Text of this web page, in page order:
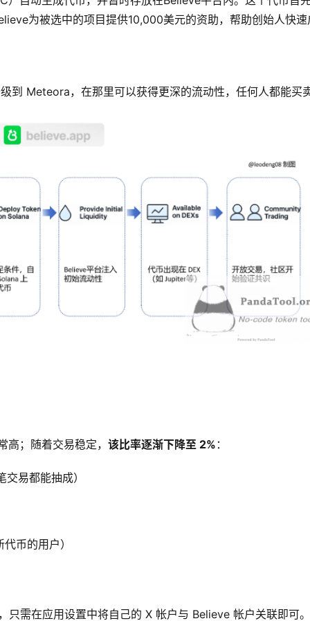
为被选中的项目提供10,000美元的资助，帮助创始人快速
到 Meteora，在那里可以获得更深的流动性，任何人都能买
；随着交易稳定， 该比率逐渐下降至 2% ：
易都能抽成）
币的用户）
只需在应用设置中将自己的 X 帐户与 Believe 帐户关联即可。